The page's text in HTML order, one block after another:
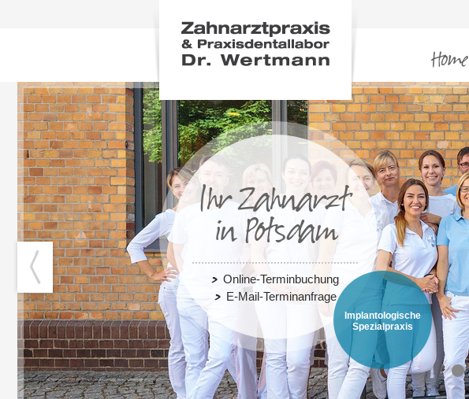
Home
Ihr Zahnarzt
in Potsdam
Online-Terminbuchung
E-Mail-Terminanfrage
Implantologische
Spezialpraxis